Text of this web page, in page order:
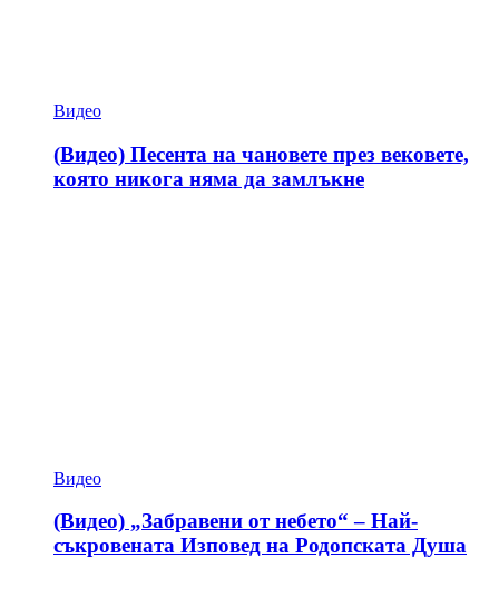
Видео
(Видео) Песента на чановете през вековете,
която никога няма да замлъкне
Видео
(Видео) „Забравени от небето“ – Най-
съкровената Изповед на Родопската Душа